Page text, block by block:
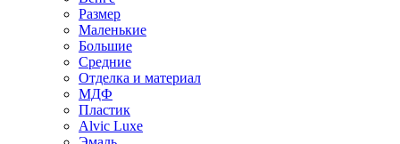
Размер
Маленькие
Большие
Средние
Отделка и материал
МДФ
Пластик
Alvic Luxe